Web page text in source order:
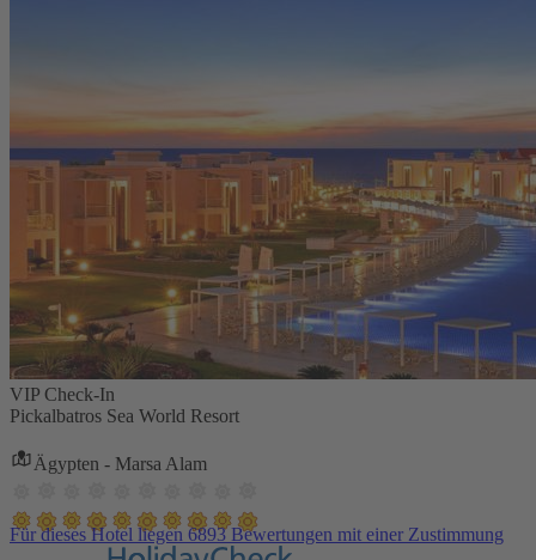
VIP Check-In
Pickalbatros Sea World Resort
Ägypten - Marsa Alam
Für dieses Hotel liegen 6893 Bewertungen mit einer Zustimmung